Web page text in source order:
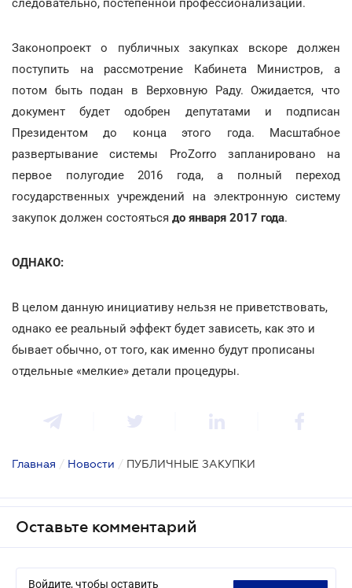
следовательно, постепенной профессионализации.
Законопроект о публичных закупках вскоре должен
поступить на рассмотрение Кабинета Министров, а
потом быть подан в Верховную Раду. Ожидается, что
документ будет одобрен депутатами и подписан
Президентом до конца этого года. Масштабное
развертывание системы ProZorro запланировано на
первое полугодие 2016 года, а полный переход
государственных учреждений на электронную систему
закупок должен состояться до января 2017 года.
ОДНАКО:
В целом данную инициативу нельзя не приветствовать,
однако ее реальный эффект будет зависеть, как это и
бывает обычно, от того, как именно будут прописаны
отдельные «мелкие» детали процедуры.
Главная / Новости / ПУБЛИЧНЫЕ ЗАКУПКИ
Оставьте комментарий
Войдите, чтобы оставить